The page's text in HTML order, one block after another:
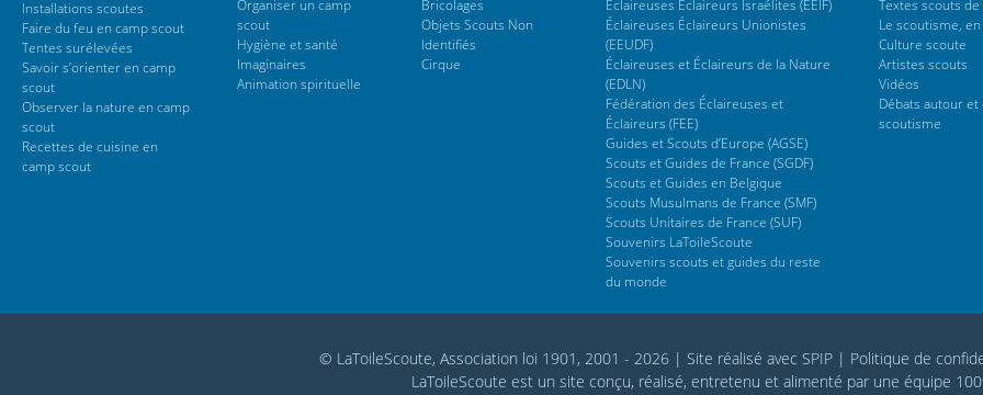
Installations scoutes
Faire du feu en camp scout
Tentes surélevées
Savoir s’orienter en camp
scout
Observer la nature en camp
scout
Recettes de cuisine en
camp scout
Organiser un camp
scout
Hygiène et santé
Imaginaires
Animation spirituelle
Bricolages
Objets Scouts Non
Identifiés
Cirque
Éclaireuses Éclaireurs Israélites (EEIF)
Éclaireuses Éclaireurs Unionistes
(EEUDF)
Éclaireuses et Éclaireurs de la Nature
(EDLN)
Fédération des Éclaireuses et
Éclaireurs (FEE)
Guides et Scouts d’Europe (AGSE)
Scouts et Guides de France (SGDF)
Scouts et Guides en Belgique
Scouts Musulmans de France (SMF)
Scouts Unitaires de France (SUF)
Souvenirs LaToileScoute
Souvenirs scouts et guides du reste
du monde
Textes scouts
Le scoutisme,
Culture scoute
Artistes scouts
Vidéos
Débats autour et
scoutisme
© LaToileScoute, Association loi 1901, 2001 - 2026| Site réalisé avec SPIP| Politique de
LaToileScoute est un site conçu, réalisé, entretenu et alimenté par une équipe